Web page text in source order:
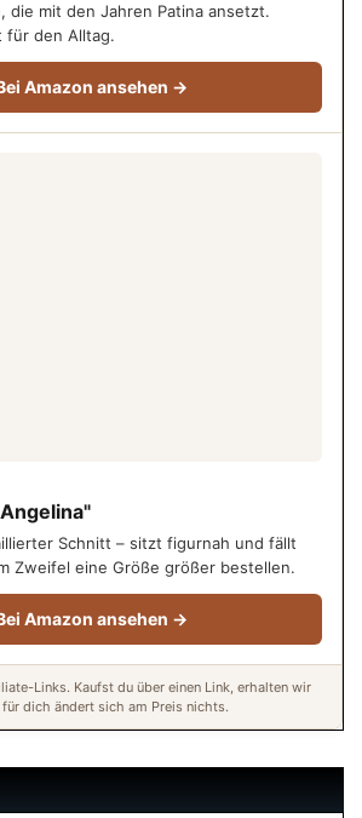
die mit den Jahren Patina ansetzt.
für den Alltag.
Amazon ansehen →
Schnitt – sitzt figurnah und fällt
Zweifel eine Größe größer bestellen.
Amazon ansehen →
Links. Kaufst du über einen Link, erhalten wir
dich ändert sich am Preis nichts.